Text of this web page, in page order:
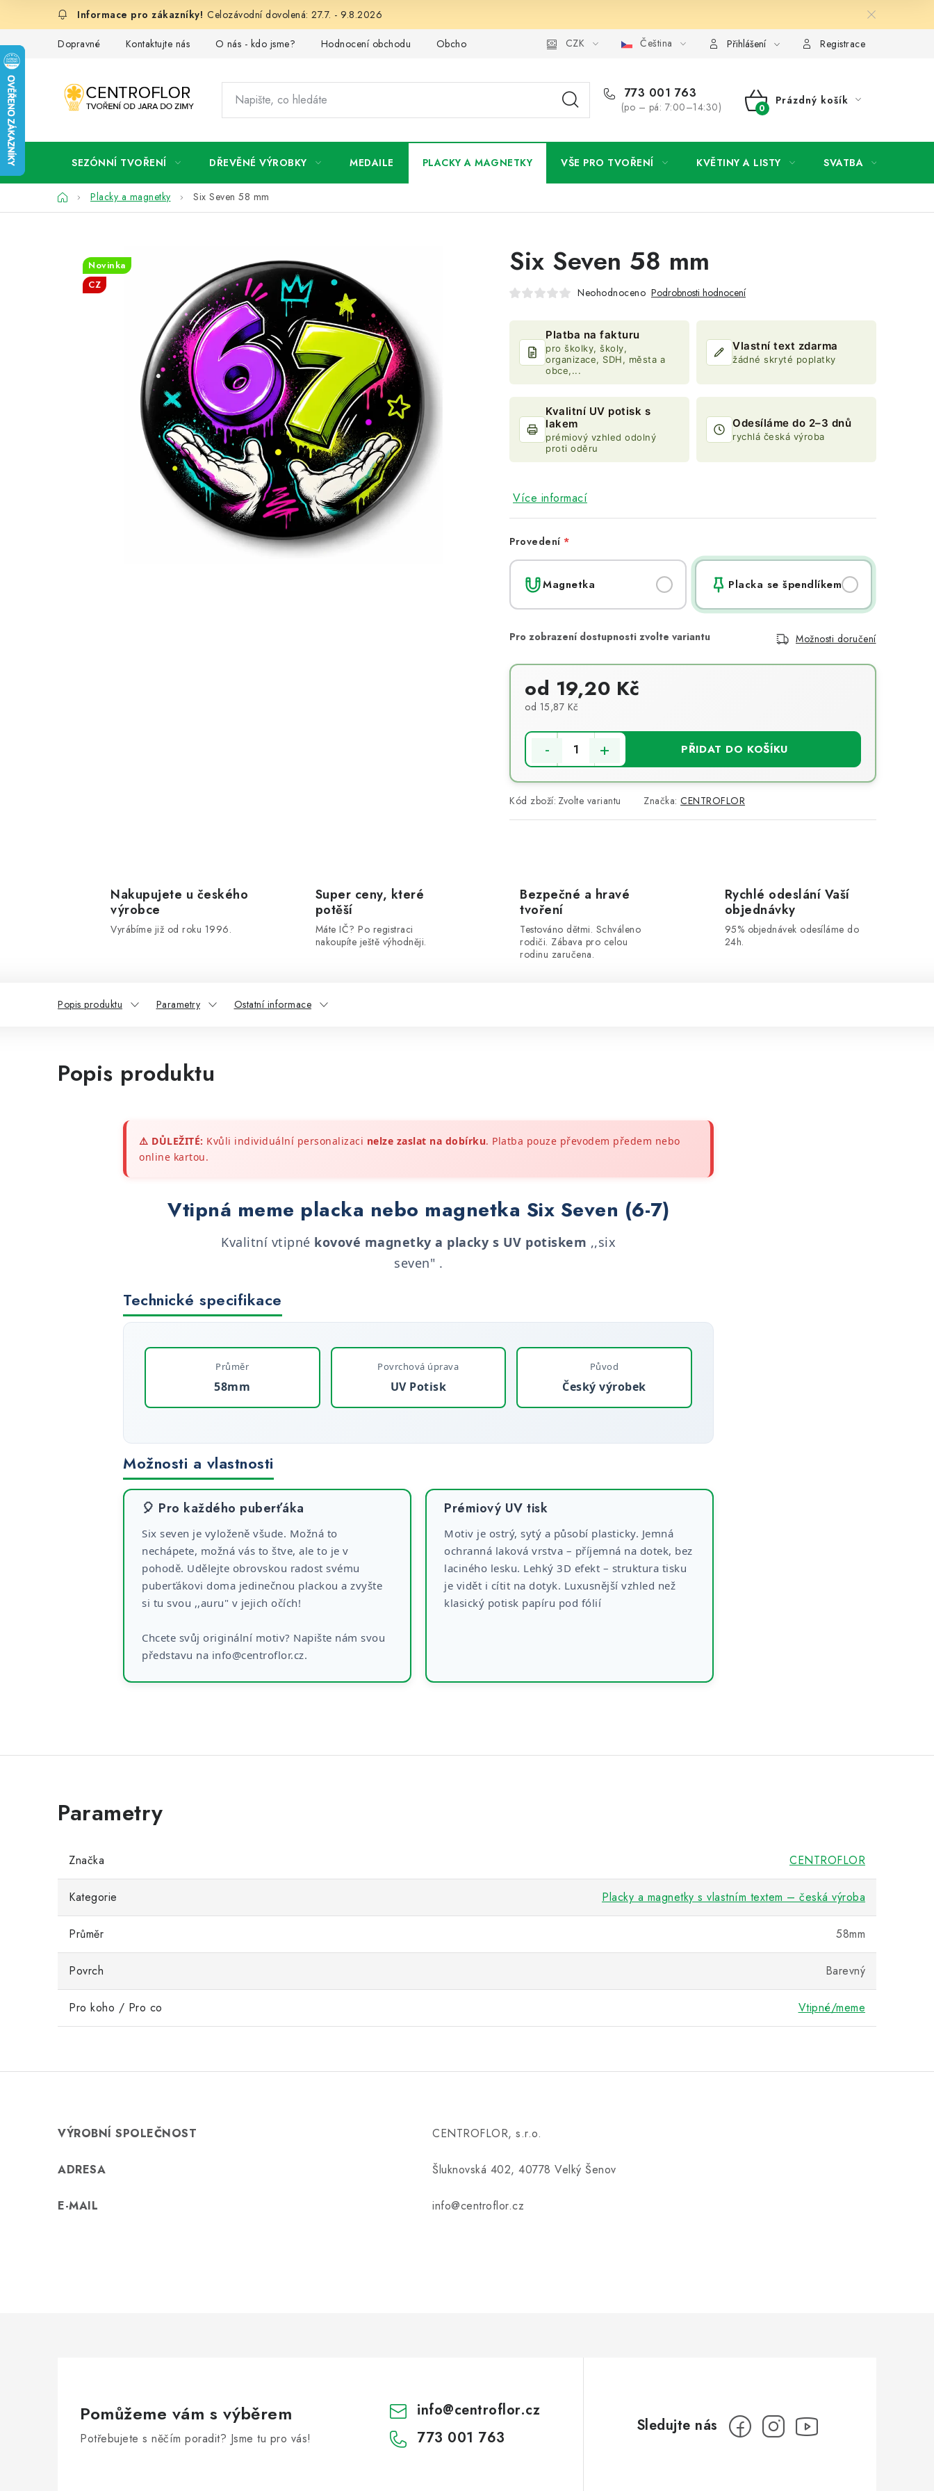
Celozávodní dovolená: 27.7. - 9.8.2026
Dopravné Kontaktujte nás O nás - kdo jsme? Hodnocení obchodu Obchodní podmínky Podmínky ochrany osobních údajů Jak získat lepší ceny? Moje objednávka
CZK Čeština Přihlášení Registrace
773 001 763
(po – pá: 7:00–14:30)
NÁKUPNÍ
Prázdný košík
SEZÓNNÍ TVOŘENÍ DŘEVĚNÉ VÝROBKY MEDAILE PLACKY A MAGNETKY VŠE PRO TVOŘENÍ KVĚTINY A LISTY SVATBA
DomůPlacky a magnetky Six Seven 58 mm
Six Seven 58 mm
Neohodnoceno Podrobnosti hodnocení
Platba na fakturu
pro školky, školy,
organizace, SDH, města a
obce,...
Vlastní text zdarma
žádné skryté poplatky
Kvalitní UV potisk s
lakem
prémiový vzhled odolný
proti oděru
Odesíláme do 2–3 dnů
rychlá česká výroba
Více informací
Provedení
Magnetka Placka se špendlíkem
Možnosti doručení
od 19,20 Kč
od 15,87 Kč
PŘIDAT DO KOŠÍKU
Kód zboží: Zvolte variantu Značka: CENTROFLOR
Novinka
CZ
Nakupujete u českého
výrobce
Vyrábíme již od roku 1996.
Super ceny, které
potěší
Máte IČ? Po registraci
nakoupíte ještě výhodněji.
Bezpečné a hravé
tvoření
Testováno dětmi. Schváleno
rodiči. Zábava pro celou
rodinu zaručena.
Rychlé odeslání Vaší
objednávky
95% objednávek odesíláme do
24h.
Popis produktu Parametry Ostatní informace
Popis produktu
⚠️ DŮLEŽITÉ: Kvůli individuální personalizaci nelze zaslat na dobírku. Platba pouze převodem předem nebo
online kartou.
Vtipná meme placka nebo magnetka Six Seven (6-7)
Kvalitní vtipné kovové magnetky a placky s UV potiskem ,,six
seven" .
Technické specifikace
Průměr
58mm
Povrchová úprava
UV Potisk
Původ
Český výrobek
Možnosti a vlastnosti
🎈 Pro každého puberťáka
Six seven je vyloženě všude. Možná to
nechápete, možná vás to štve, ale to je v
pohodě. Udělejte obrovskou radost svému
puberťákovi doma jedinečnou plackou a zvyšte
si tu svou ,,auru" v jejich očích!
Chcete svůj originální motiv? Napište nám svou
představu na info@centroflor.cz.
Prémiový UV tisk
Motiv je ostrý, sytý a působí plasticky. Jemná
ochranná laková vrstva – příjemná na dotek, bez
laciného lesku. Lehký 3D efekt – struktura tisku
je vidět i cítit na dotyk. Luxusnější vzhled než
klasický potisk papíru pod fólií
Značka CENTROFLOR
Kategorie Placky a magnetky s vlastním textem – česká výroba
Průměr 58mm
Povrch Barevný
Pro koho / Pro co Vtipné/meme
VÝROBNÍ SPOLEČNOST CENTROFLOR, s.r.o.
ADRESA Šluknovská 402, 40778 Velký Šenov
E-MAIL info@centroflor.cz
Pomůžeme vám s výběrem
Potřebujete s něčím poradit? Jsme tu pro vás!
info@centroflor.cz
773 001 763